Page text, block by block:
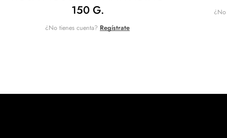
150 G.
¿No tienes cuenta? Regístrate
¿No